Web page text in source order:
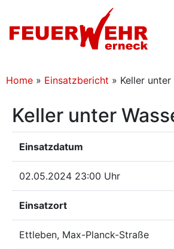
Home » Einsatzbericht » Keller unter
Keller unter
Einsatzdatum
02.05.2024 23:00 Uhr
Einsatzort
Ettleben, Max-Planck-Straße